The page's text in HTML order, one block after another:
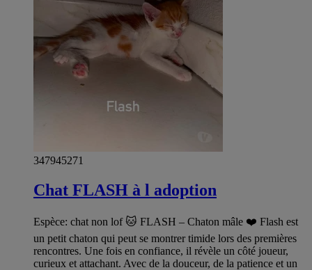
347945271
Chat FLASH à l adoption
Espèce: chat non lof 🐱 FLASH – Chaton mâle ❤️ Flash est
un petit chaton qui peut se montrer timide lors des premières
rencontres. Une fois en confiance, il révèle un côté joueur,
curieux et attachant. Avec de la douceur, de la patience et un